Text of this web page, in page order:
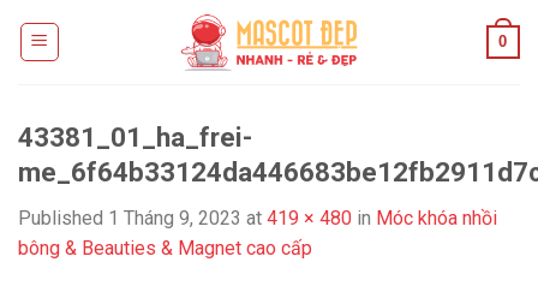
0
43381_01_ha_frei-
Published 1 Tháng 9, 2023 at 419 × 480 in Móc khóa nhồi
bông & Beauties & Magnet cao cấp